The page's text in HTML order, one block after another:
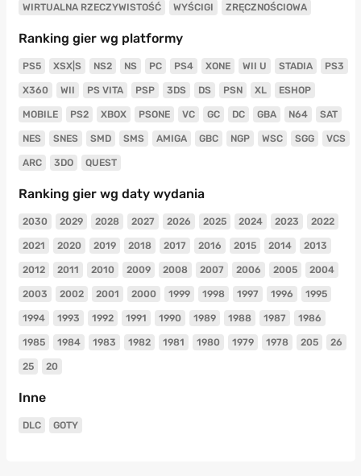
WIRTUALNA RZECZYWISTOŚĆ WYŚCIGI ZRĘCZNOŚCIOWA
Ranking gier wg platformy
PS5 XSX|S NS2 NS PC PS4 XONE WII U STADIA PS3
X360 WII PS VITA PSP 3DS DS PSN XL ESHOP
MOBILE PS2 XBOX PSONE VC GC DC GBA N64 SAT
NES SNES SMD SMS AMIGA GBC NGP WSC SGG VCS
ARC 3DO QUEST
Ranking gier wg daty wydania
2030 2029 2028 2027 2026 2025 2024 2023 2022
2021 2020 2019 2018 2017 2016 2015 2014 2013
2012 2011 2010 2009 2008 2007 2006 2005 2004
2003 2002 2001 2000 1999 1998 1997 1996 1995
1994 1993 1992 1991 1990 1989 1988 1987 1986
1985 1984 1983 1982 1981 1980 1979 1978 205 26
25 20
Inne
DLC GOTY